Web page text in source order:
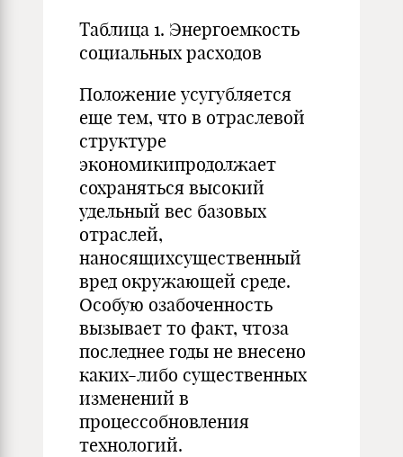
Таблица 1. Энергоемкость
социальных расходов
Положение усугубляется
еще тем, что в отраслевой
структуре
экономикипродолжает
сохраняться высокий
удельный вес базовых
отраслей,
наносящихсущественный
вред окружающей среде.
Особую озабоченность
вызывает то факт, чтоза
последнее годы не внесено
каких-либо существенных
изменений в
процессобновления
технологий.